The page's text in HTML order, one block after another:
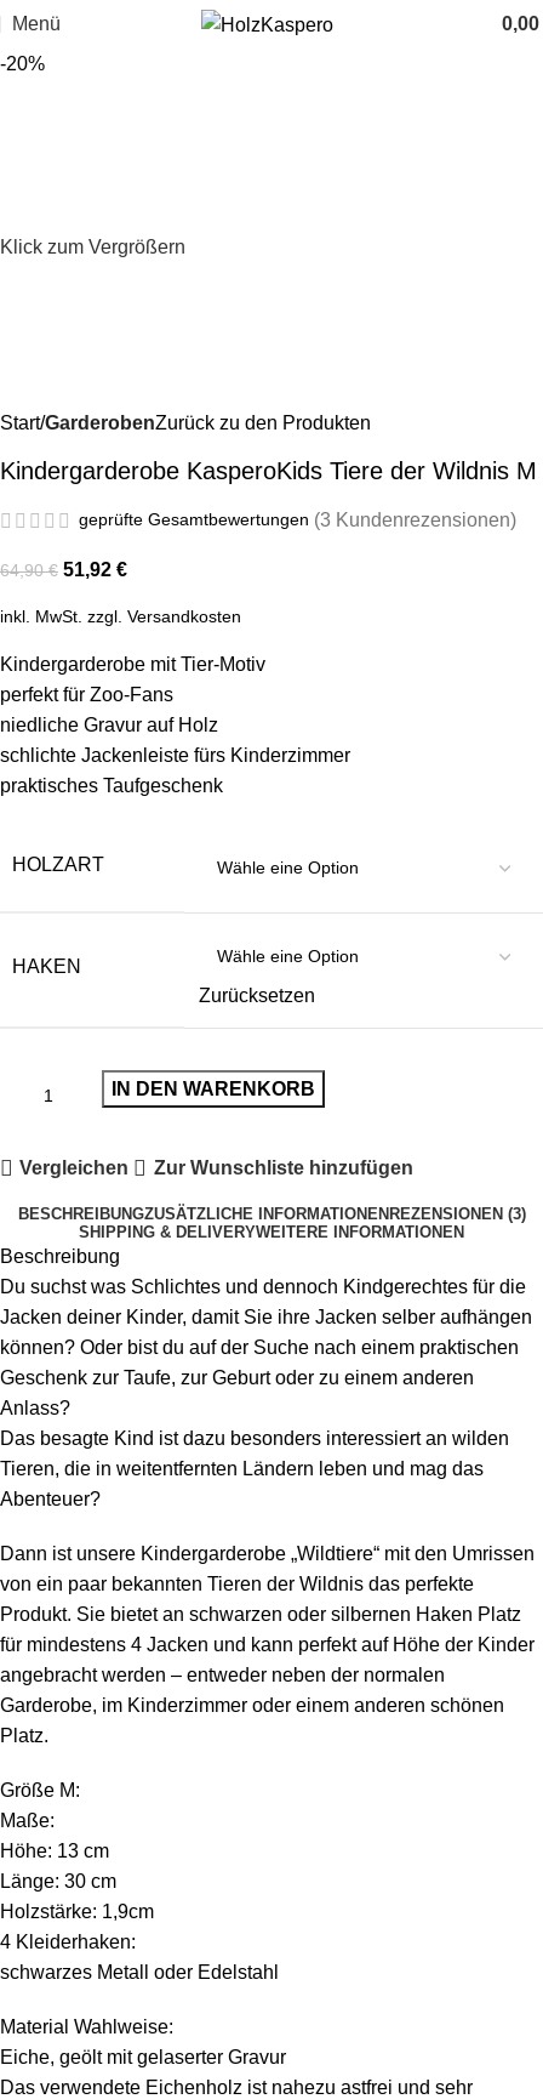
Menü
0,00
-20%
Klick zum Vergrößern
Start GarderobenZurück zu den Produkten
Kindergarderobe KasperoKids Tiere der Wildnis M
geprüfte Gesamtbewertungen (3 Kundenrezensionen)
64,90€ 51,92 €
inkl. MwSt. zzgl. Versandkosten
Kindergarderobe mit Tier-Motiv
perfekt für Zoo-Fans
niedliche Gravur auf Holz
schlichte Jackenleiste fürs Kinderzimmer
praktisches Taufgeschenk
HOLZART
HAKEN
Zurücksetzen
IN DEN WARENKORB
Vergleichen Zur Wunschliste hinzufügen
BESCHREIBUNGZUSÄTZLICHE INFORMATIONENREZENSIONEN (3)
SHIPPING & DELIVERYWEITERE INFORMATIONEN
Beschreibung
Du suchst was Schlichtes und dennoch Kindgerechtes für die
Jacken deiner Kinder, damit Sie ihre Jacken selber aufhängen
können? Oder bist du auf der Suche nach einem praktischen
Geschenk zur Taufe, zur Geburt oder zu einem anderen
Anlass?
Das besagte Kind ist dazu besonders interessiert an wilden
Tieren, die in weitentfernten Ländern leben und mag das
Abenteuer?
Dann ist unsere Kindergarderobe „Wildtiere“ mit den Umrissen
von ein paar bekannten Tieren der Wildnis das perfekte
Produkt. Sie bietet an schwarzen oder silbernen Haken Platz
für mindestens 4 Jacken und kann perfekt auf Höhe der Kinder
angebracht werden – entweder neben der normalen
Garderobe, im Kinderzimmer oder einem anderen schönen
Platz.
Größe M:
Maße:
Höhe: 13 cm
Länge: 30 cm
Holzstärke: 1,9cm
4 Kleiderhaken:
schwarzes Metall oder Edelstahl
Material Wahlweise:
Eiche, geölt mit gelaserter Gravur
Das verwendete Eichenholz ist nahezu astfrei und sehr